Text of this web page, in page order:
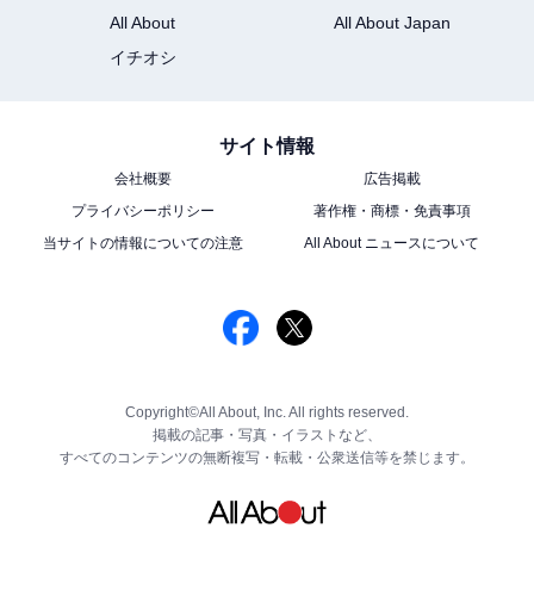
All About
All About Japan
イチオシ
サイト情報
会社概要
広告掲載
プライバシーポリシー
著作権・商標・免責事項
当サイトの情報についての注意
All About ニュースについて
Copyright©All About, Inc. All rights reserved.
掲載の記事・写真・イラストなど、
すべてのコンテンツの無断複写・転載・公衆送信等を禁じます。